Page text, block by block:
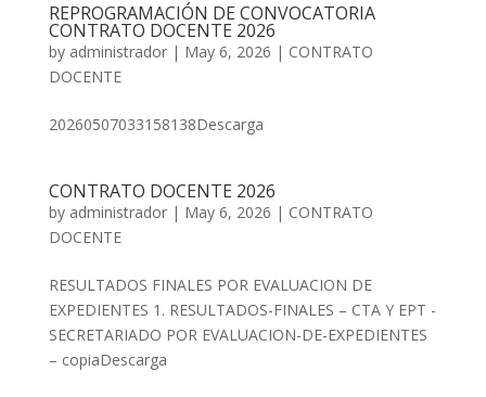
REPROGRAMACIÓN DE CONVOCATORIA
CONTRATO DOCENTE 2026
by administrador| May 6, 2026 | CONTRATO
DOCENTE
20260507033158138Descarga
CONTRATO DOCENTE 2026
by administrador| May 6, 2026 | CONTRATO
DOCENTE
RESULTADOS FINALES POR EVALUACION DE
EXPEDIENTES 1. RESULTADOS-FINALES – CTA Y EPT -
SECRETARIADO POR EVALUACION-DE-EXPEDIENTES
– copiaDescarga